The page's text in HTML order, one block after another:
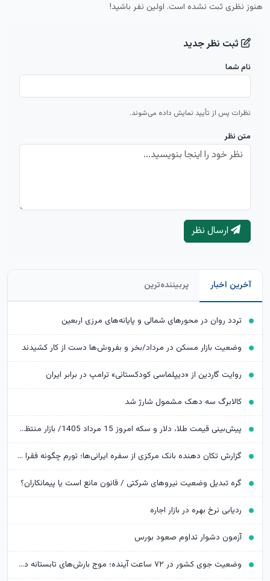
هنوز نظری ثبت نشده است. اولین نفر باشید!
ثبت نظر جدید
نام شما
نظرات پس از تأیید نمایش داده می‌شوند.
متن نظر
ارسال نظر
آخرین اخبار پربیننده‌ترین
تردد روان در محورهای شمالی و پایانه‌های مرزی اربعین
وضعیت بازار مسکن در مرداد/بخر و بفروش‌ها دست از کار کشیدند
روایت گاردین از «دیپلماسی کودکستانی» ترامپ در برابر ایران
کالابرگ سه دهک مشمول شارژ شد
پیش‌بینی قیمت طلا، دلار و سکه امروز 15 مرداد 1405/ بازار منتظر مذاکرات تنگه هرمز
گزارش تکان‌ دهنده بانک مرکزی از سفره ایرانی‌ها؛ تورم چگونه فقرا را فقیرتر کرد؟
گره تبدیل وضعیت نیروهای شرکتی / قانون مانع است یا پیمانکاران؟
ردیابی نرخ بهره در بازار اجاره
آزمون دشوار تداوم صعود بورس
وضعیت جوی کشور در ۷۲ ساعت آینده؛ موج بارش‌های تابستانه در راه ۱۱ استان